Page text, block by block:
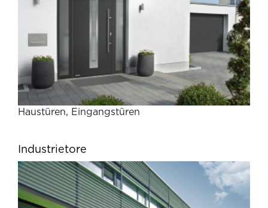
Haustüren, Eingangstüren
Industrietore